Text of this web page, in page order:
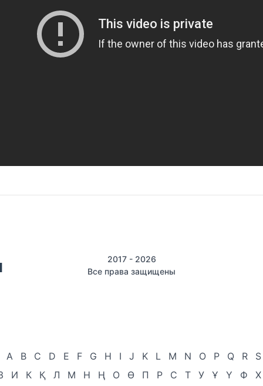
2017 - 2026
Все права защищены
A B C D E F G H I J K L M N O P Q R S
И К Қ Л М Н Ң О Ө П Р С Т У Ұ Ү Ф Х